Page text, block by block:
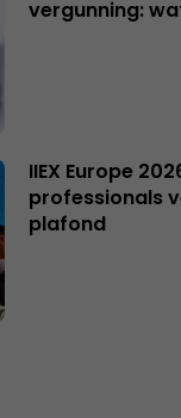
vergunning:
IIEX Europe
professionals
plafond